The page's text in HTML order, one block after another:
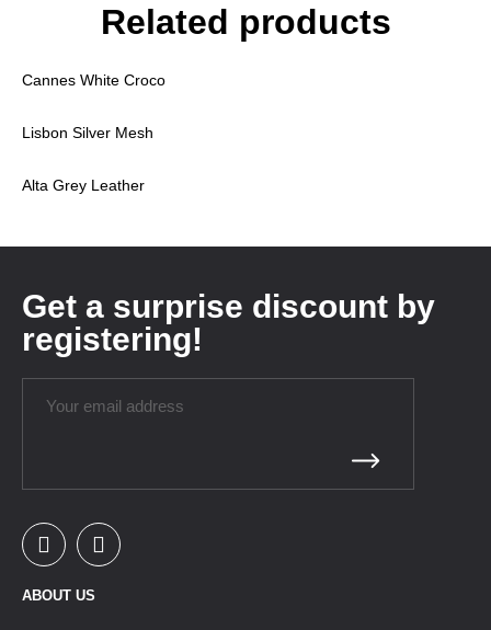
Related products
Cannes White Croco
Lisbon Silver Mesh
Alta Grey Leather
Get a surprise discount by
registering!
ABOUT US